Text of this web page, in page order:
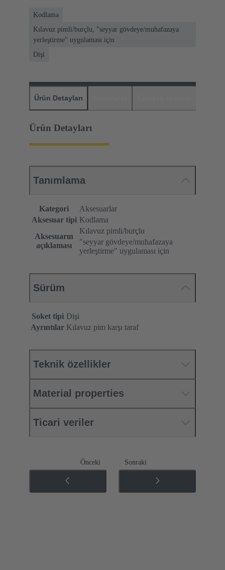
Kodlama
Kılavuz pimli/burçlu, "seyyar gövdeye/muhafazaya
yerleştirme" uygulaması için
Dişi
Ürün Detayları
Ürün Detayları
Tanımlama
Kategori
Aksesuarlar
Aksesuar tipi Kodlama
Aksesuarın
açıklaması
Kılavuz pimli/burçlu
"seyyar gövdeye/muhafazaya
yerleştirme" uygulaması için
Sürüm
Soket tipi Dişi
Ayrıntılar Kılavuz pim karşı taraf
Teknik özellikler
Material properties
Ticari veriler
Önceki Sonraki